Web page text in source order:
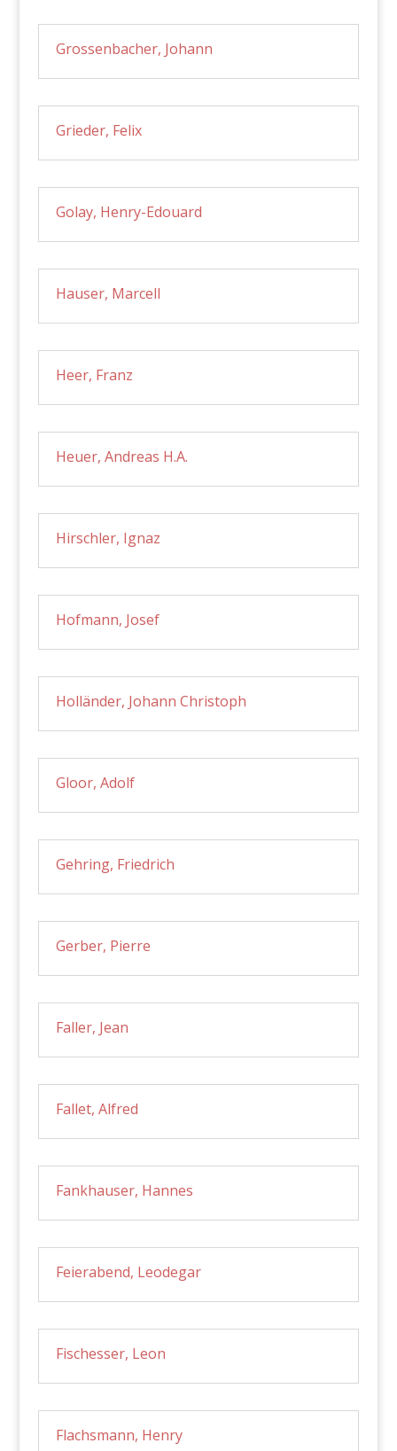
Grossenbacher, Johann
Grieder, Felix
Golay, Henry-Edouard
Hauser, Marcell
Heer, Franz
Heuer, Andreas H.A.
Hirschler, Ignaz
Hofmann, Josef
Holländer, Johann Christoph
Gloor, Adolf
Gehring, Friedrich
Gerber, Pierre
Faller, Jean
Fallet, Alfred
Fankhauser, Hannes
Feierabend, Leodegar
Fischesser, Leon
Flachsmann, Henry